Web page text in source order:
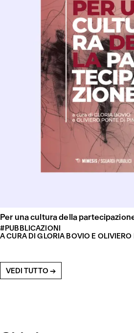
Per una cultura della
#PUBBLICAZIONI
A CURA DI GLORIA BOVIO E OLIVIERO
VEDI TUTTO →